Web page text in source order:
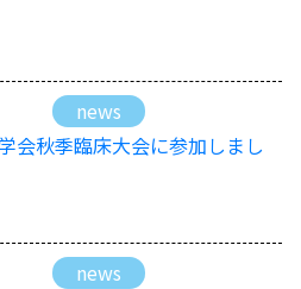
news
会秋季臨床大会に参加しまし
news